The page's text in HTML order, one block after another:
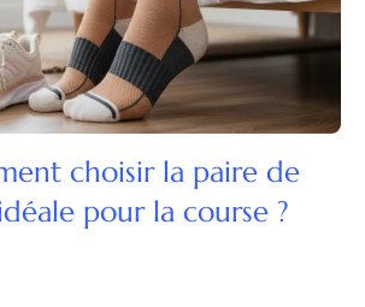
choisir la paire de
pour la course ?